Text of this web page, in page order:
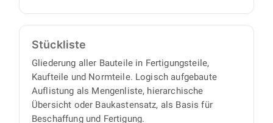
Stückliste
Gliederung aller Bauteile in Fertigungsteile,
Kaufteile und Normteile. Logisch aufgebaute
Auflistung als Mengenliste, hierarchische
Übersicht oder Baukastensatz, als Basis für
Beschaffung und Fertigung.